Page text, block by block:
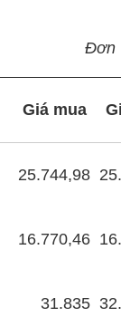
Đơn
Giá mua
25.744,98
16.770,46
31.835